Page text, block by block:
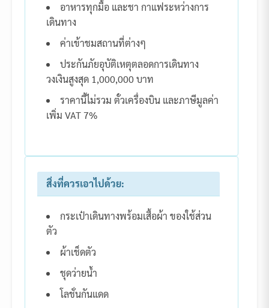
อาหารทุกมื้อ และชา กาแฟระหว่างการ
เดินทาง
ค่าเข้าชมสถานที่ต่างๆ
ประกันภัยอุบัติเหตุตลอดการเดินทาง
วงเงินสูงสุด 1,000,000 บาท
ราคานี้ไม่รวม ตั๋วเครื่องบิน และภาษีมูลค่า
เพิ่ม VAT 7%
สิ่งที่ควรเอาไปด้วย:
กระเป๋าเดินทางพร้อมเสื้อผ้า ของใช้ส่วน
ตัว
ผ้าเช็ดตัว
ชุดว่ายน้ำ
โลชั่นกันแดด